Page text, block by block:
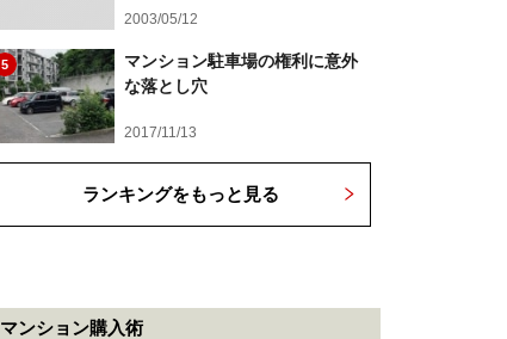
2003/05/12
5
マンション駐車場の権利に意外
な落とし穴
2017/11/13
ランキングをもっと見る
マンション購入術